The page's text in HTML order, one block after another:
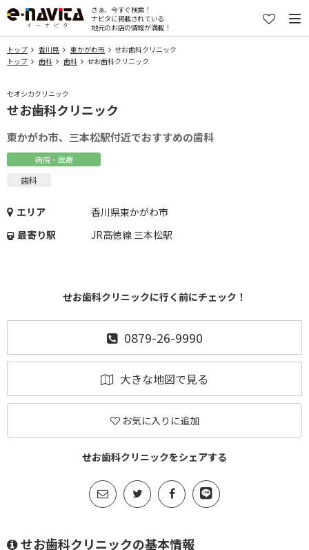
さぁ、今すぐ検索！
ナビタに掲載されている
地元のお店の情報が満載！
トップ 香川県 東かがわ市
せお歯科クリニック
トップ
歯科 歯科 せお歯科クリニック
セオシカクリニック
せお歯科クリニック
東かがわ市、三本松駅付近でおすすめの歯科
病院・医療
歯科
エリア
香川県東かがわ市
最寄り駅
JR高徳線 三本松駅
せお歯科クリニックに行く前にチェック！
0879-26-9990
大きな地図で見る
お気に入りに追加
せお歯科クリニックをシェアする
せお歯科クリニックの基本情報